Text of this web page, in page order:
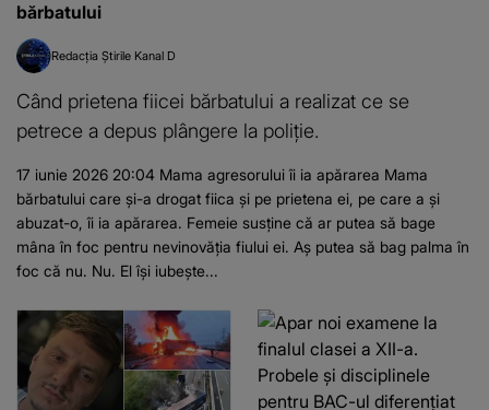
bărbatului
Redacția Știrile Kanal D
Când prietena fiicei bărbatului a realizat ce se
petrece a depus plângere la poliție.
17 iunie 2026 20:04 Mama agresorului îi ia apărarea Mama
bărbatului care și-a drogat fiica și pe prietena ei, pe care a și
abuzat-o, îi ia apărarea. Femeie susține că ar putea să bage
mâna în foc pentru nevinovăția fiului ei. Aș putea să bag palma în
foc că nu. Nu. El își iubește...